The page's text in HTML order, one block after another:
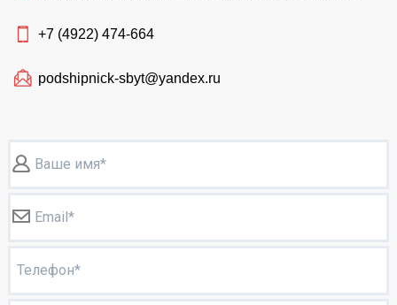
+7 (4922) 474-664
podshipnick-sbyt@yandex.ru
Ваше имя*
Email*
Телефон*